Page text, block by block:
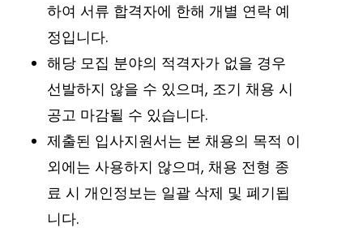
하여 서류 합격자에 한해 개별 연락 예
정입니다.
해당 모집 분야의 적격자가 없을 경우
선발하지 않을 수 있으며, 조기 채용 시
공고 마감될 수 있습니다.
제출된 입사지원서는 본 채용의 목적 이
외에는 사용하지 않으며, 채용 전형 종
료 시 개인정보는 일괄 삭제 및 폐기됩
니다.